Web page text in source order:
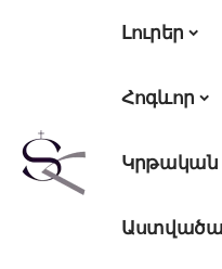
Լուրեր
Հոգևոր
Կրթական